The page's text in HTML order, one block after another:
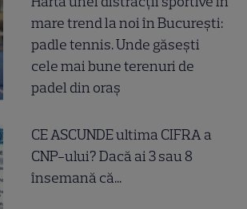
mare trend la noi în București:
padle tennis. Unde găsești
cele mai bune terenuri de
padel din oraș
CE ASCUNDE ultima CIFRA a
CNP-ului? Dacă ai 3 sau 8
însemană că...